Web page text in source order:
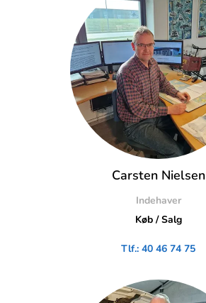
Carsten Nielsen
Indehaver
Køb / Salg
Tlf.: 40 46 74 75